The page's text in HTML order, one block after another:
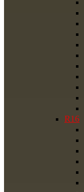
R16